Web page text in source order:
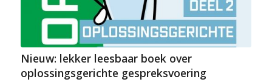
Nieuw: lekker leesbaar boek over
oplossingsgerichte gespreksvoering